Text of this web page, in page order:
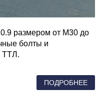
размером от М30 до
болты и
ТТЛ.
ПОДРОБНЕЕ